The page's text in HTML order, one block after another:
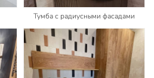
Тумба с радиусными фасадами